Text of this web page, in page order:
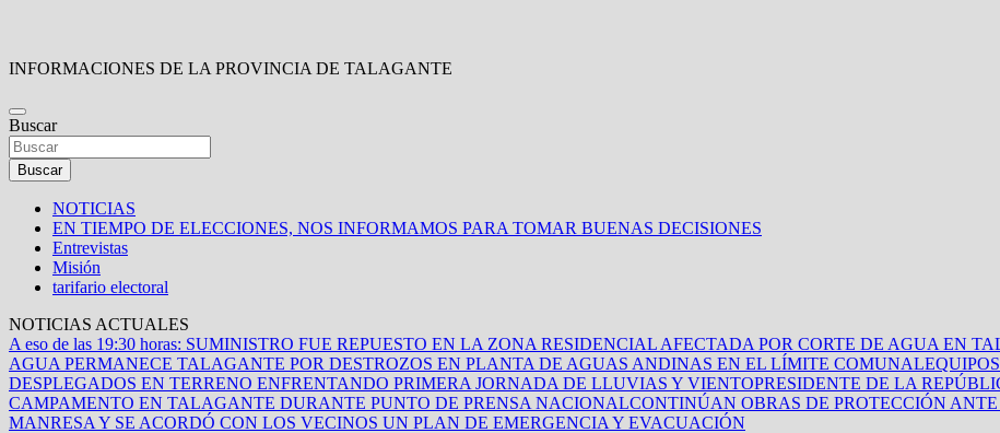
INFORMACIONES DE LA PROVINCIA DE TALAGANTE
Buscar
Buscar
NOTICIAS
EN TIEMPO DE ELECCIONES, NOS INFORMAMOS PARA TOMAR BUENAS DECISIONES
Entrevistas
Misión
tarifario electoral
NOTICIAS ACTUALES
A eso de las 19:30 horas: SUMINISTRO FUE REPUESTO EN LA ZONA RESIDENCIAL AFECTADA POR CORTE DE AGUA EN
AGUA PERMANECE TALAGANTE POR DESTROZOS EN PLANTA DE AGUAS ANDINAS EN EL LÍMITE COMUNAL
DESPLEGADOS EN TERRENO ENFRENTANDO PRIMERA JORNADA DE LLUVIAS Y VIENTOPRESIDENTE DE LA
CAMPAMENTO EN TALAGANTE DURANTE PUNTO DE PRENSA NACIONALCONTINÚAN OBRAS DE PROTECCIÓN
MANRESA Y SE ACORDÓ CON LOS VECINOS UN PLAN DE EMERGENCIA Y EVACUACIÓN